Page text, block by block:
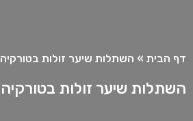
דף הבית » השתלות שיער זולות בטורקיה
השתלות שיער זולות בטורקיה